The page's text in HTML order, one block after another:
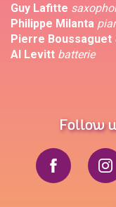
Guy Lafitte
Philippe Milanta
Pierre Boussaguet
Al Levitt batterie
Follow